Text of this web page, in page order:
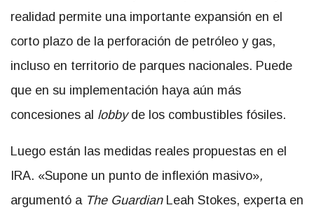
realidad permite una importante expansión en el
corto plazo de la perforación de petróleo y gas,
incluso en territorio de parques nacionales. Puede
que en su implementación haya aún más
concesiones al lobbyde los combustibles fósiles.
Luego están las medidas reales propuestas en el
IRA. «Supone un punto de inflexión masivo»,
argumentó a The GuardianLeah Stokes, experta en